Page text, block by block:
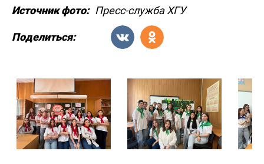
Источник фото: Пресс-служба ХГУ
Поделиться: